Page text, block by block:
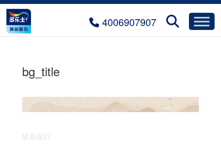
4006907907
bg_title
联系我们